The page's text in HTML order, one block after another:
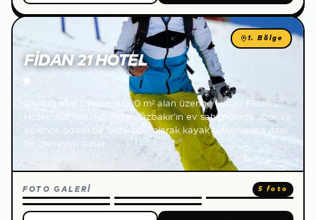
1. Bölge
FIDAN 21 HOTEL
Uludağ eteklerinde 9.000 m² alan üzerine kurulu Fidan 21
Hotel, milli kayakçı Fidan Özbakır'ın ev sahipliğinde spor ve
eğlence odaklı bir butik otel olarak kayak tutkunlarına özel
bir deneyim sunar.
FOTO GALERİ 5 foto